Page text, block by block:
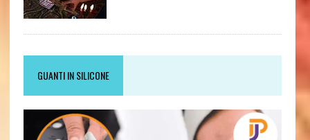
GUANTI IN SILICONE